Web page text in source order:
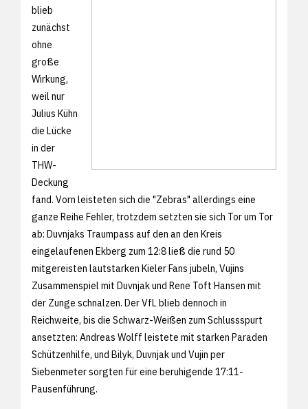
blieb
zunächst
ohne
große
Wirkung,
weil nur
Julius Kühn
die Lücke
in der
THW-
Deckung
fand. Vorn leisteten sich die "Zebras" allerdings eine
ganze Reihe Fehler, trotzdem setzten sie sich Tor um Tor
ab: Duvnjaks Traumpass auf den an den Kreis
eingelaufenen Ekberg zum 12:8 ließ die rund 50
mitgereisten lautstarken Kieler Fans jubeln, Vujins
Zusammenspiel mit Duvnjak und Rene Toft Hansen mit
der Zunge schnalzen. Der VfL blieb dennoch in
Reichweite, bis die Schwarz-Weißen zum Schlussspurt
ansetzten: Andreas Wolff leistete mit starken Paraden
Schützenhilfe, und Bilyk, Duvnjak und Vujin per
Siebenmeter sorgten für eine beruhigende 17:11-
Pausenführung.